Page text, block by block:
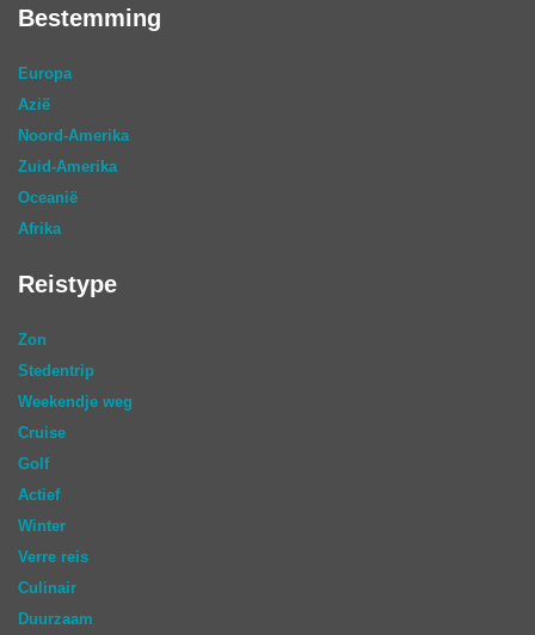
Bestemming
Europa
Azië
Noord-Amerika
Zuid-Amerika
Oceanië
Afrika
Reistype
Zon
Stedentrip
Weekendje weg
Cruise
Golf
Actief
Winter
Verre reis
Culinair
Duurzaam